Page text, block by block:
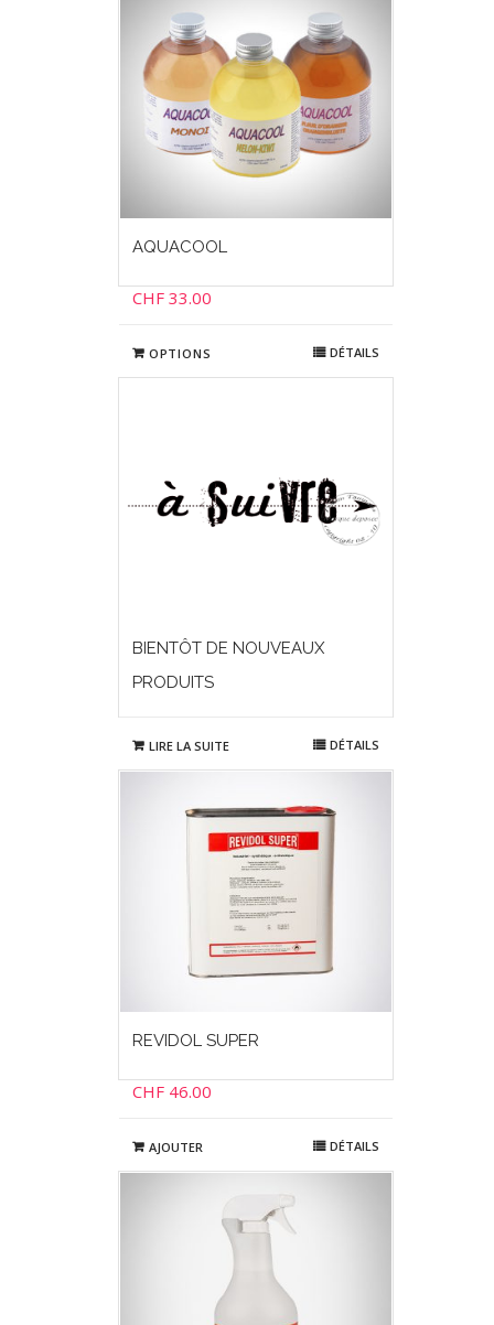
AQUACOOL
CHF33.00
OPTIONS DÉTAILS
BIENTÔT DE NOUVEAUX
PRODUITS
LIRE LA SUITE DÉTAILS
REVIDOL SUPER
CHF46.00
AJOUTER DÉTAILS